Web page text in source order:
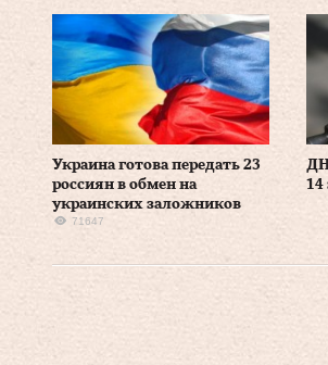
Украина готова передать 23
россиян в обмен на
украинских заложников
71647
14